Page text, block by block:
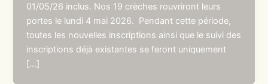
01/05/26 inclus. Nos 19 crèches rouvriront leurs
portes le lundi 4 mai 2026. Pendant cette période,
toutes les nouvelles inscriptions ainsi que le suivi des
inscriptions déjà existantes se feront uniquement
[…]